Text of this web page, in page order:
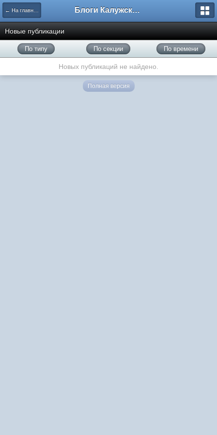
← На главную Блоги Калужского перекрестка
Новые публикации
По типу По секции По времени
Новых публикаций не найдено.
Полная версия